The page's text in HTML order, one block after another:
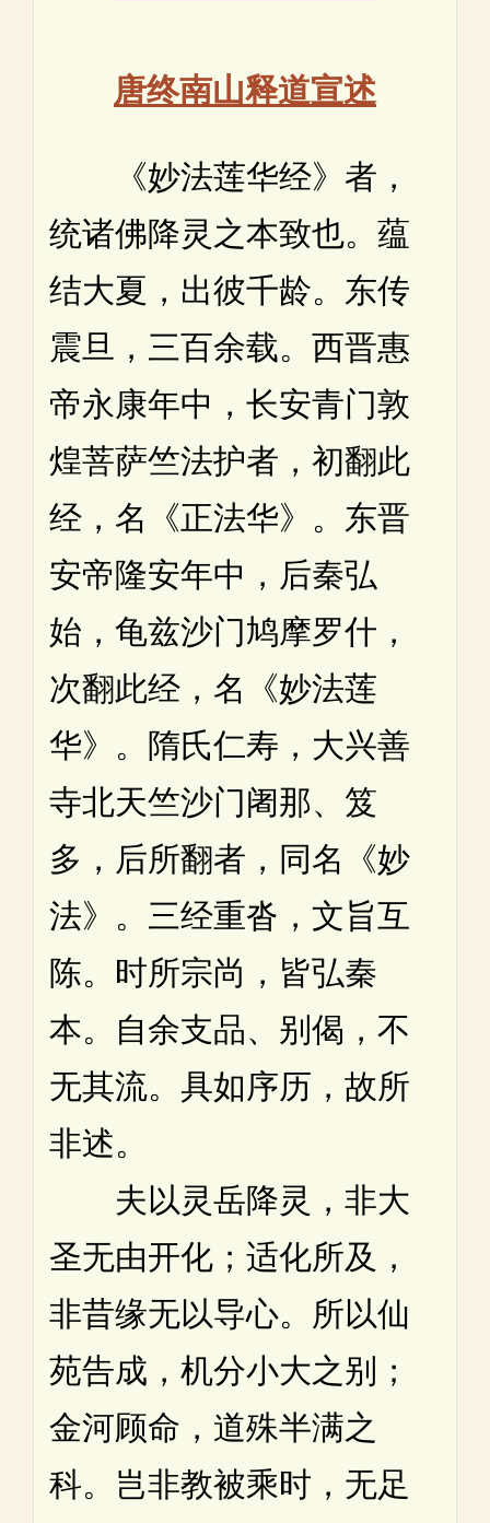
唐终南山释道宣述
《妙法莲华经》者，
统诸佛降灵之本致也。蕴
结大夏，出彼千龄。东传
震旦，三百余载。西晋惠
帝永康年中，长安青门敦
煌菩萨竺法护者，初翻此
经，名《正法华》。东晋
安帝隆安年中，后秦弘
始，龟兹沙门鸠摩罗什，
次翻此经，名《妙法莲
华》。隋氏仁寿，大兴善
寺北天竺沙门阇那、笈
多，后所翻者，同名《妙
法》。三经重沓，文旨互
陈。时所宗尚，皆弘秦
本。自余支品、别偈，不
无其流。具如序历，故所
非述。
夫以灵岳降灵，非大
圣无由开化；适化所及，
非昔缘无以导心。所以仙
苑告成，机分小大之别；
金河顾命，道殊半满之
科。岂非教被乘时，无足